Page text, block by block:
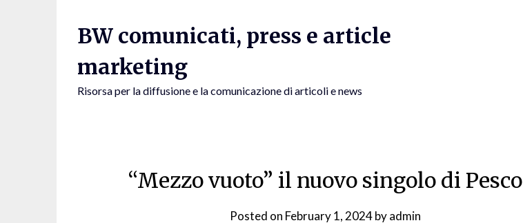
BW comunicati, press e article
marketing
Risorsa per la diffusione e la comunicazione di articoli e news
“Mezzo vuoto” il nuovo singolo di Pesco
Posted on February 1, 2024byadmin